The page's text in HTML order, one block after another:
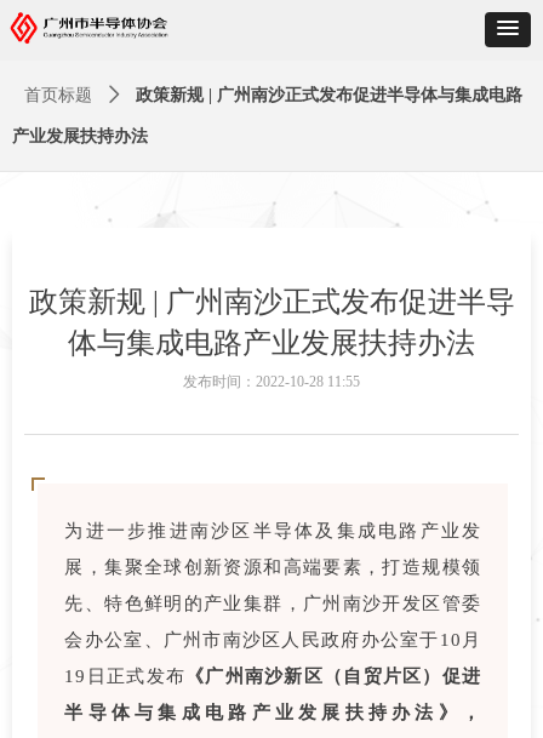
政策新规 | 广州南沙正式发布促进半导
体与集成电路产业发展扶持办法
为进一步推进南沙区半导体及集成电路产业发
展，集聚全球创新资源和高端要素，打造规模领
先、特色鲜明的产业集群，广州南沙开发区管委
会办公室、广州市南沙区人民政府办公室于10月
19日正式发布 《广州南沙新区（自贸片区）促进
半导体与集成电路产业发展扶持办法》，
发布时间： 2022-10-28 11:55
首页标题 ꄲ 政策新规 | 广州南沙正式发布促进半导体与集成电路
产业发展扶持办法